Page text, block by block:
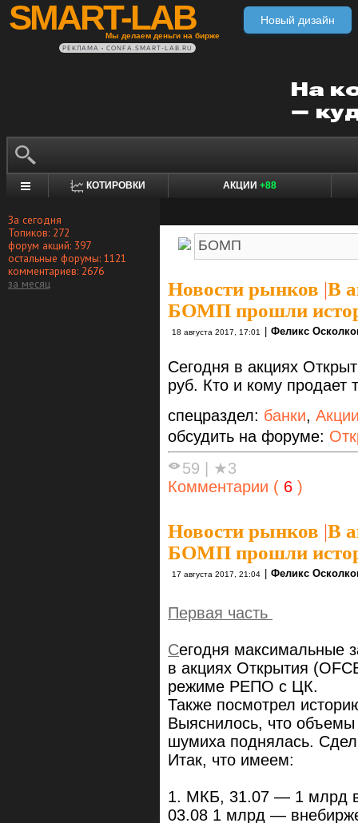
SMART-LAB
Мы делаем деньги на бирже
Новый дизайн
РЕКЛАМА • CONFA.SMART-LAB.RU
КОТИРОВКИ АКЦИИ +88
За сегодня
Топиков: 272
форум акций: 397
остальные форумы: 1121
комментариев: 2676
за месяц
Новости рынков |В
БОМП прошли
18 августа 2017, 17:01 Феликс
Сегодня в акциях
руб. Кто и кому продает
спецраздел: банки,
обсудить на форуме:
59 | ★3
Комментарии ( 6 )
Новости рынков |В
БОМП прошли
17 августа 2017, 21:04 | Феликс
Первая часть
Сегодня максимальные
в акциях Открытия
режиме РЕПО с ЦК.
Также посмотрел
Выяснилось, что объемы
шумиха поднялась.
Итак, что имеем:
1. МКБ, 31.07 — 1 млрд
03.08 1 млрд —